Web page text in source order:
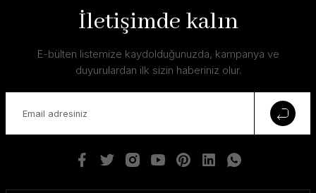
İletişimde kalın
E-bülten listemize kaydolduğunuzda, kampanya ve
duyurulardan ilk sizin haberiniz olur.